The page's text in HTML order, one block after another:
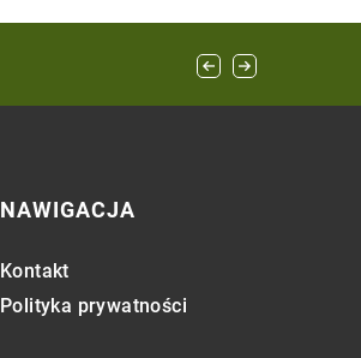
NAWIGACJA
Kontakt
Polityka prywatności